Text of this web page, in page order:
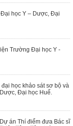
học Y – Dược, Đại
Trường Đại học Y -
học khảo sát sơ bộ và
Đại học Huế.
án Thí điểm đưa Bác sĩ